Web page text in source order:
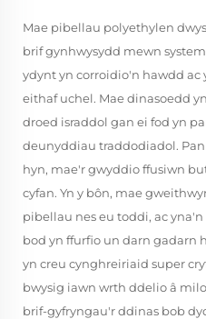
Mae pibellau polyethylen
brif gynhwysydd mewn
ydynt yn corroidio'n hawdd ac
eithaf uchel. Mae dinasoedd
droed israddol gan ei fod yn
deunyddiau traddodiadol.
hyn, mae'r gwyddio ffusiwn
cyfan. Yn y bôn, mae
pibellau nes eu toddi, ac
bod yn ffurfio un darn gadarn
yn creu cynghreiriaid super
bwysig iawn wrth ddelio â
brif-gyfryngau'r ddinas bob